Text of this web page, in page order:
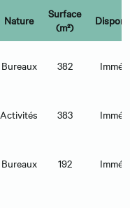
Nature
Surface
(m²)
Bureaux 382
Activités 383
Bureaux 192